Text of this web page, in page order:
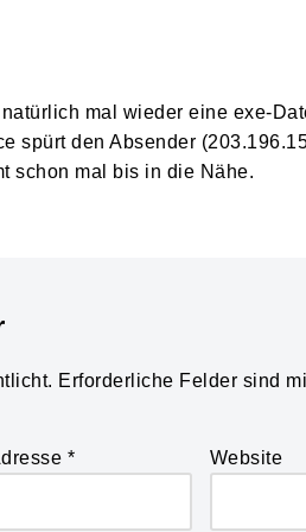
mal wieder eine exe-
spürt den Absender
schon mal bis in die Nähe.
Erforderliche Felder sind
* Website